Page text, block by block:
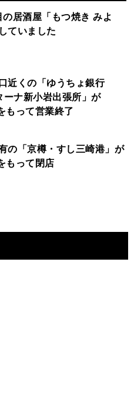
の居酒屋「もつ焼き みよ
ていました
近くの「ゆうちょ銀行
ーナ新小岩出張所」が
もって営業終了
の「京樽・すし三崎港」が
もって閉店